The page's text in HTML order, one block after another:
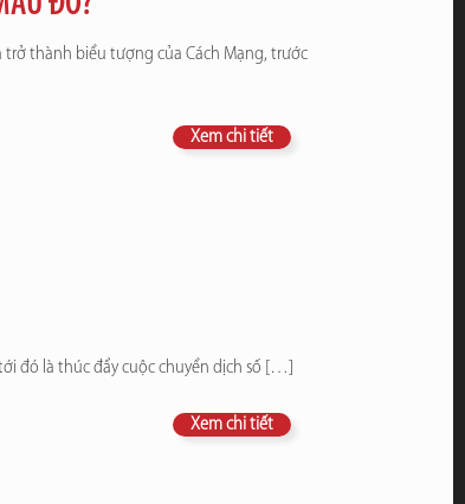
trở thành biểu tượng của Cách Mạng, trước
Xem chi tiết
đó là thúc đẩy cuộc chuyển dịch số […]
Xem chi tiết